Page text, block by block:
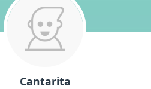
Cantarita